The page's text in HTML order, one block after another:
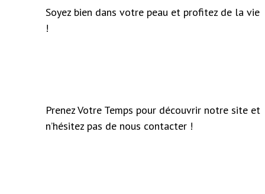
Soyez bien dans votre peau et profitez de la vie
!
Prenez Votre Temps pour découvrir notre site et
n’hésitez pas de nous contacter !